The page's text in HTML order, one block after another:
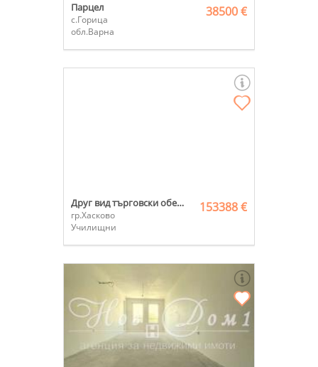
Парцел
с.Горица
обл.Варна
38500 €
Друг вид търговски обект
гр.Хасково
Училищни
153388 €